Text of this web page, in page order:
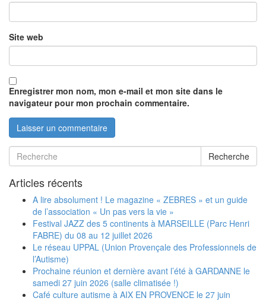
Site web
Enregistrer mon nom, mon e-mail et mon site dans le
navigateur pour mon prochain commentaire.
Recherche
Articles récents
A lire absolument ! Le magazine « ZEBRES » et un guide
de l’association « Un pas vers la vie »
Festival JAZZ des 5 continents à MARSEILLE (Parc Henri
FABRE) du 08 au 12 juillet 2026
Le réseau UPPAL (Union Provençale des Professionnels de
l’Autisme)
Prochaine réunion et dernière avant l’été à GARDANNE le
samedi 27 juin 2026 (salle climatisée !)
Café culture autisme à AIX EN PROVENCE le 27 juin